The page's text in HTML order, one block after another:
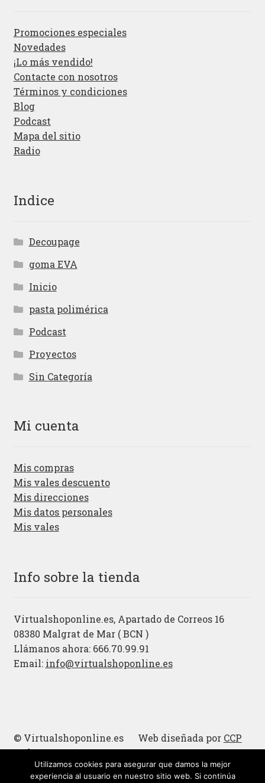
Promociones especiales
Novedades
¡Lo más vendido!
Contacte con nosotros
Términos y condiciones
Blog
Podcast
Mapa del sitio
Radio
Indice
Decoupage
goma EVA
Inicio
pasta polimérica
Podcast
Proyectos
Sin Categoría
Mi cuenta
Mis compras
Mis vales descuento
Mis direcciones
Mis datos personales
Mis vales
Info sobre la tienda
Virtualshoponline.es, Apartado de Correos 16
08380 Malgrat de Mar ( BCN )
Llámanos ahora: 666.70.99.91
Email: info@virtualshoponline.es
© Virtualshoponline.es Web diseñada por CCP
Cadena
Cucharas de madera
Utilizamos cookies para asegurar que damos la mejor
experiencia al usuario en nuestro sitio web. Si continúa